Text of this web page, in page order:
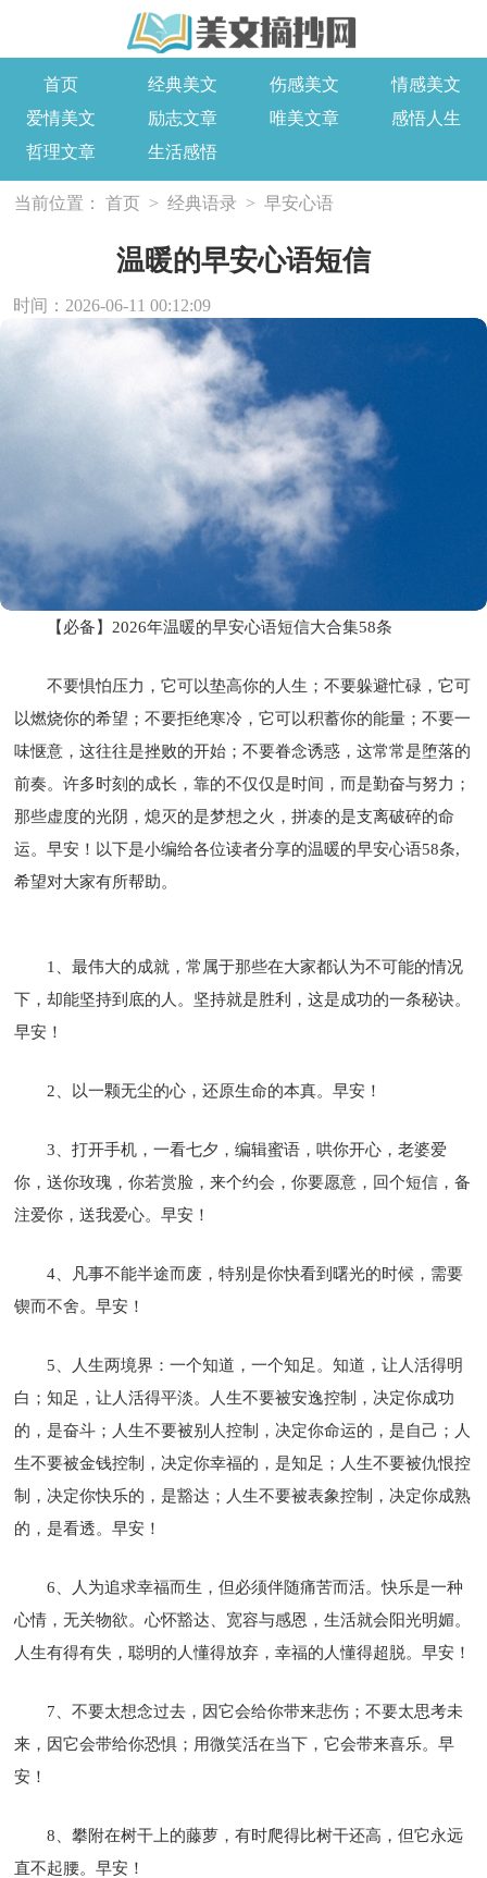
首页 经典美文 伤感美文
情感美文
爱情美文
励志文章 唯美文章
感悟人生
哲理文章
生活感悟
当前位置： 首页 > 经典语录 > 早安心语
温暖的早安心语短信
时间：2026-06-11 00:12:09
【必备】2026年温暖的早安心语短信大合集58条
不要惧怕压力，它可以垫高你的人生；不要躲避忙碌，它可
以燃烧你的希望；不要拒绝寒冷，它可以积蓄你的能量；不要一
味惬意，这往往是挫败的开始；不要眷念诱惑，这常常是堕落的
前奏。许多时刻的成长，靠的不仅仅是时间，而是勤奋与努力；
那些虚度的光阴，熄灭的是梦想之火，拼凑的是支离破碎的命
运。早安！以下是小编给各位读者分享的温暖的早安心语58条,
希望对大家有所帮助。
1、最伟大的成就，常属于那些在大家都认为不可能的情况
下，却能坚持到底的人。坚持就是胜利，这是成功的一条秘诀。
早安！
2、以一颗无尘的心，还原生命的本真。早安！
3、打开手机，一看七夕，编辑蜜语，哄你开心，老婆爱
你，送你玫瑰，你若赏脸，来个约会，你要愿意，回个短信，备
注爱你，送我爱心。早安！
4、凡事不能半途而废，特别是你快看到曙光的时候，需要
锲而不舍。早安！
5、人生两境界：一个知道，一个知足。知道，让人活得明
白；知足，让人活得平淡。人生不要被安逸控制，决定你成功
的，是奋斗；人生不要被别人控制，决定你命运的，是自己；人
生不要被金钱控制，决定你幸福的，是知足；人生不要被仇恨控
制，决定你快乐的，是豁达；人生不要被表象控制，决定你成熟
的，是看透。早安！
6、人为追求幸福而生，但必须伴随痛苦而活。快乐是一种
心情，无关物欲。心怀豁达、宽容与感恩，生活就会阳光明媚。
人生有得有失，聪明的人懂得放弃，幸福的人懂得超脱。早安！
7、不要太想念过去，因它会给你带来悲伤；不要太思考未
来，因它会带给你恐惧；用微笑活在当下，它会带来喜乐。早
安！
8、攀附在树干上的藤萝，有时爬得比树干还高，但它永远
直不起腰。早安！